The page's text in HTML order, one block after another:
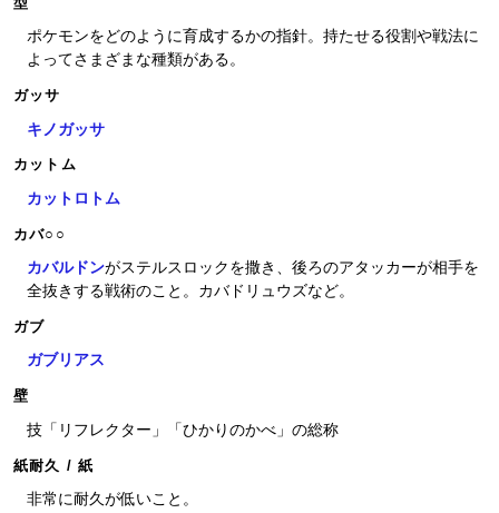
ポケモンをどのように育成するかの指針。持たせる役割や戦法に
よってさまざまな種類がある。
ガッサ
キノガッサ
カットム
カットロトム
カバ○○
カバルドンがステルスロックを撒き、後ろのアタッカーが相手を
全抜きする戦術のこと。カバドリュウズなど。
ガブ
ガブリアス
壁
技「リフレクター」「ひかりのかべ」の総称
紙耐久 / 紙
非常に耐久が低いこと。